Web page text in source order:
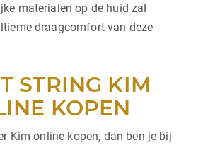
materialen op de huid zal
draagcomfort van deze
STRING KIM
KOPEN
Kim online kopen, dan ben je bij